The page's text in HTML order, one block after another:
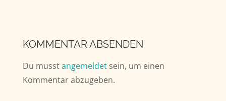
KOMMENTAR ABSENDEN
Du musstangemeldetsein, um einen
Kommentar abzugeben.